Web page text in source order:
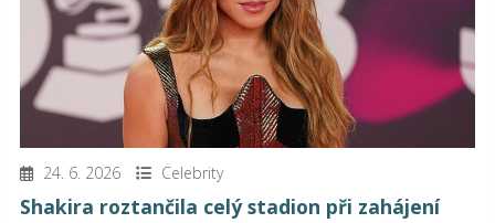
24. 6. 2026 Celebrity
Shakira roztančila celý stadion při zahájení